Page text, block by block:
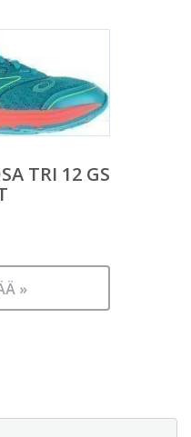
TRI 12 GS
»